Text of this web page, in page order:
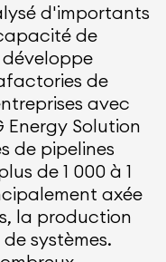
d'importants
de
de
avec
Energy Solution
de pipelines
de 1 000 à 1
axée
la production
systèmes.